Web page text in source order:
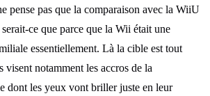
pense pas que la comparaison avec la WiiU
ce que parce que la Wii était une
essentiellement. Là la cible est tout
visent notamment les accros de la
dont les yeux vont briller juste en leur